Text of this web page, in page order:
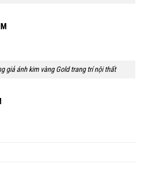
giả ánh kim vàng Gold trang trí nội thất